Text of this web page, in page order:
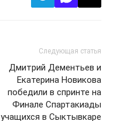
Следующая статья
Дмитрий Дементьев и
Екатерина Новикова
победили в спринте на
Финале Спартакиады
учащихся в Сыктывкаре